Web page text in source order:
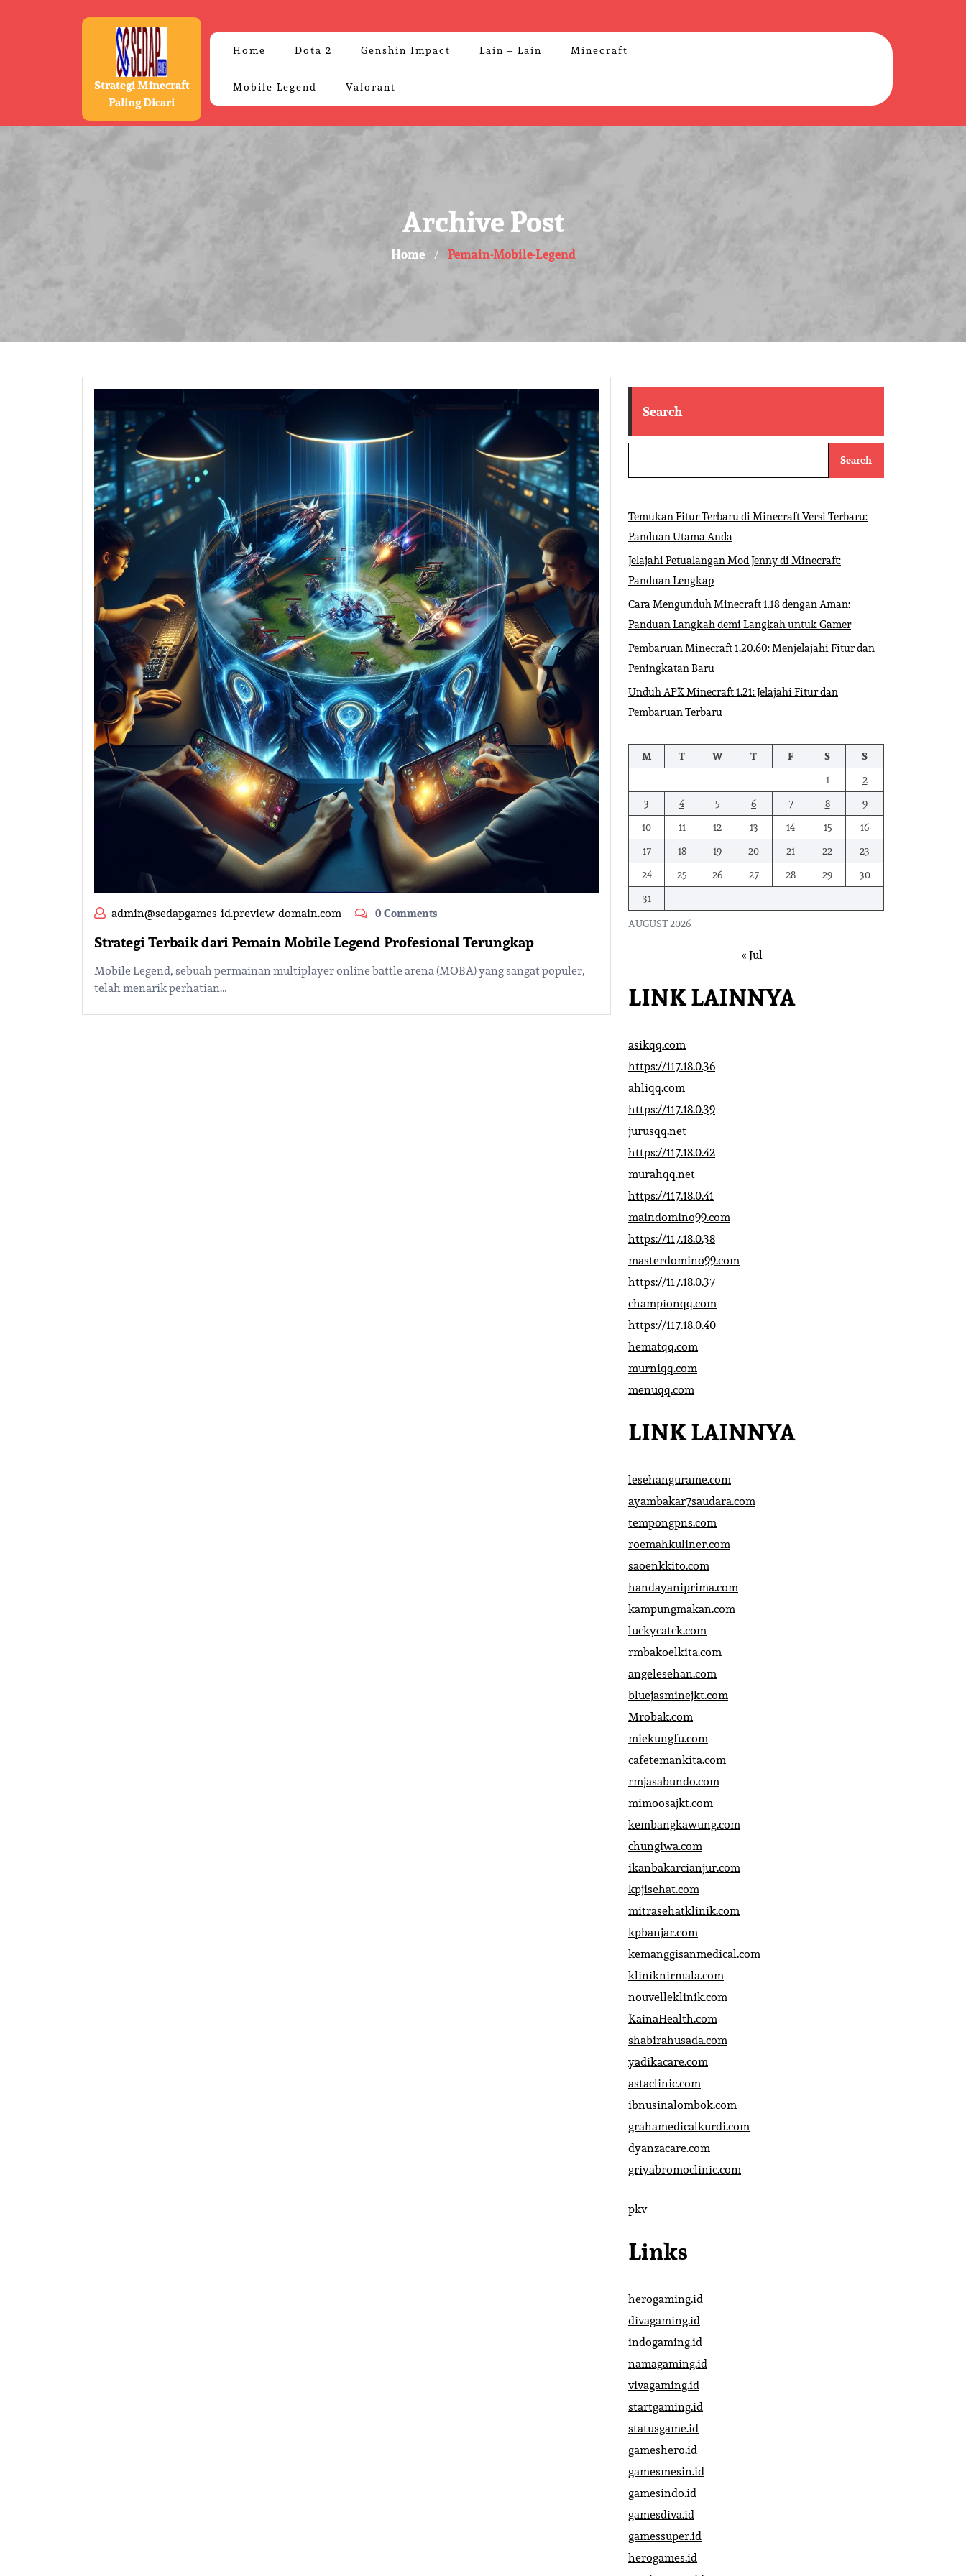
Strategi Minecraft
Paling Dicari
Home Dota 2 Genshin Impact Lain – Lain Minecraft
Mobile Legend Valorant
Archive Post
Home / Pemain-Mobile-Legend
admin@sedapgames-id.preview-domain.com 0 Comments
Strategi Terbaik dari Pemain Mobile Legend Profesional Terungkap
Mobile Legend, sebuah permainan multiplayer online battle arena (MOBA) yang sangat populer,
telah menarik perhatian…
Search
Search
Temukan Fitur Terbaru di Minecraft Versi Terbaru:
Panduan Utama Anda
Jelajahi Petualangan Mod Jenny di Minecraft:
Panduan Lengkap
Cara Mengunduh Minecraft 1.18 dengan Aman:
Panduan Langkah demi Langkah untuk Gamer
Pembaruan Minecraft 1.20.60: Menjelajahi Fitur dan
Peningkatan Baru
Unduh APK Minecraft 1.21: Jelajahi Fitur dan
Pembaruan Terbaru
AUGUST 2026
M T W T F S
S
1
2
3
4 5 6 7 8
9
10
11 12 13 14 15
16
17
18 19 20 21 22
23
24
25 26 27 28 29
30
31
« Jul
LINK LAINNYA
asikqq.com
https://117.18.0.36
ahliqq.com
https://117.18.0.39
jurusqq.net
https://117.18.0.42
murahqq.net
https://117.18.0.41
maindomino99.com
https://117.18.0.38
masterdomino99.com
https://117.18.0.37
championqq.com
https://117.18.0.40
hematqq.com
murniqq.com
menuqq.com
LINK LAINNYA
lesehangurame.com
ayambakar7saudara.com
tempongpns.com
roemahkuliner.com
saoenkkito.com
handayaniprima.com
kampungmakan.com
luckycatck.com
rmbakoelkita.com
angelesehan.com
bluejasminejkt.com
Mrobak.com
miekungfu.com
cafetemankita.com
rmjasabundo.com
mimoosajkt.com
kembangkawung.com
chungiwa.com
ikanbakarcianjur.com
kpjisehat.com
mitrasehatklinik.com
kpbanjar.com
kemanggisanmedical.com
kliniknirmala.com
nouvelleklinik.com
KainaHealth.com
shabirahusada.com
yadikacare.com
astaclinic.com
ibnusinalombok.com
grahamedicalkurdi.com
dyanzacare.com
griyabromoclinic.com
pkv
Links
herogaming.id
divagaming.id
indogaming.id
namagaming.id
vivagaming.id
startgaming.id
statusgame.id
gameshero.id
gamesmesin.id
gamesindo.id
gamesdiva.id
gamessuper.id
herogames.id